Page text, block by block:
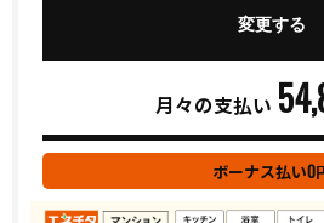
月々の支払い
ボーナス払い0